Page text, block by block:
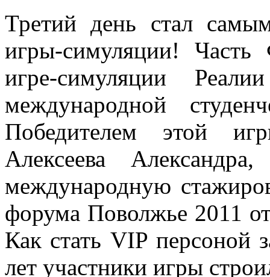
Третий день стал
игры-симуляции!
игре-симуляции
международной
Победителем этой
Алексеева
международную
форума Поволжье 2011
Как стать VIP персоной
лет участники игры